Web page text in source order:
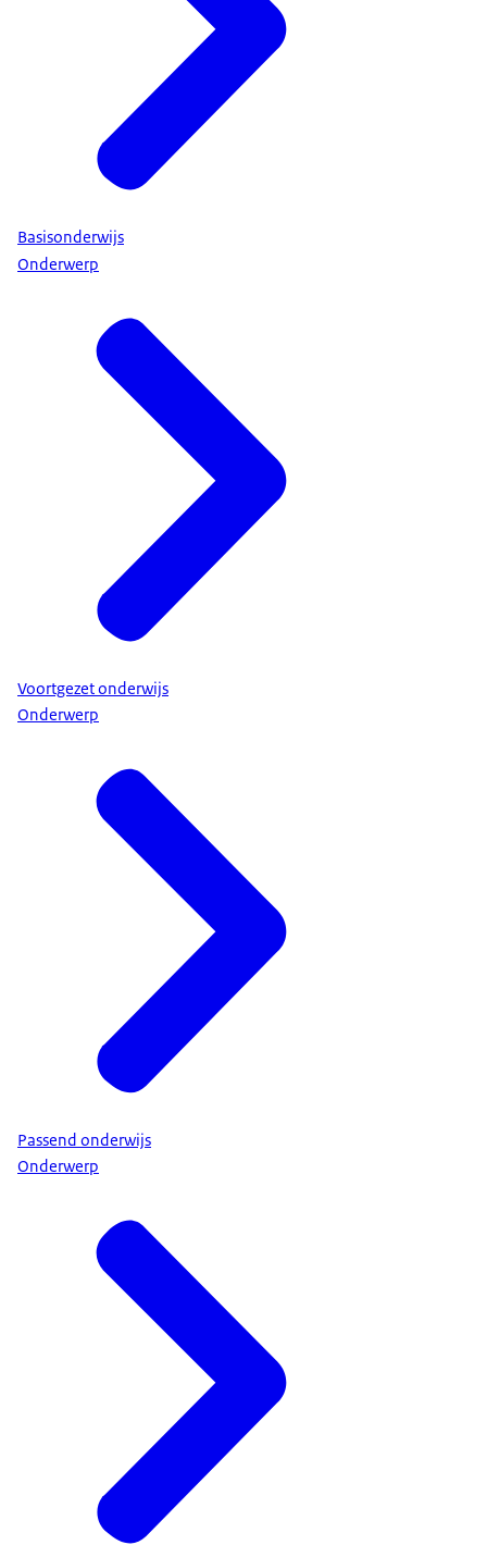
Basisonderwijs
Onderwerp
Voortgezet onderwijs
Onderwerp
Passend onderwijs
Onderwerp